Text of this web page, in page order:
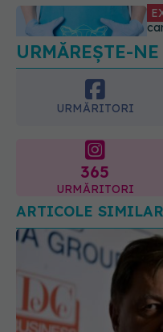
URMĂREȘTE-
URMĂRITORI
URMĂRITORI
ARTICOLE